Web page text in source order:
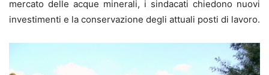
mercato delle acque minerali, i sindacati chiedono nuovi
investimenti e la conservazione degli attuali posti di lavoro.